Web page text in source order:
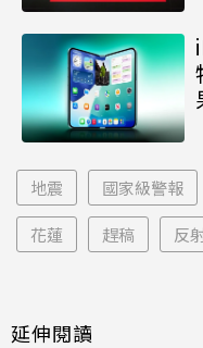
地震 國家級警報
花蓮 趕稿 反
延伸閱讀